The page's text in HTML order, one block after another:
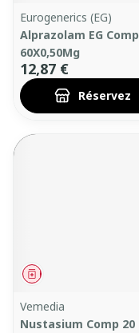
Eurogenerics (EG)
Alprazolam EG Comp
60X0,50Mg
12,87 €
Réservez
Médicament
Vemedia
Nustasium Comp 20